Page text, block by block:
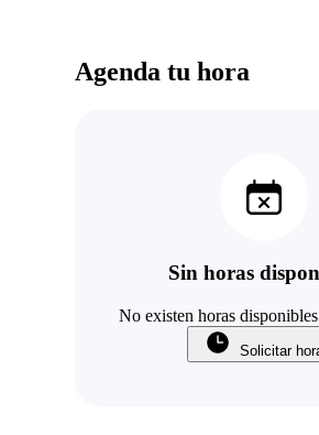
Agenda tu hora
Sin horas
No existen horas
Solicitar